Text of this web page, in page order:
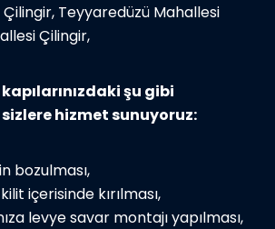
Teyyaredüzü Mahallesi
Çilingir,
şu gibi
hizmet sunuyoruz:
bozulması,
içerisinde kırılması,
levye savar montajı yapılması,